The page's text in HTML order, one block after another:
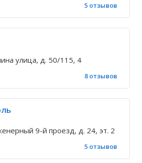
5 отзывов
улица, д. 50/115, 4
8 отзывов
9-й проезд, д. 24, эт. 2
5 отзывов